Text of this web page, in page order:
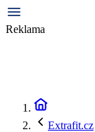
Reklama
Extrafit.cz